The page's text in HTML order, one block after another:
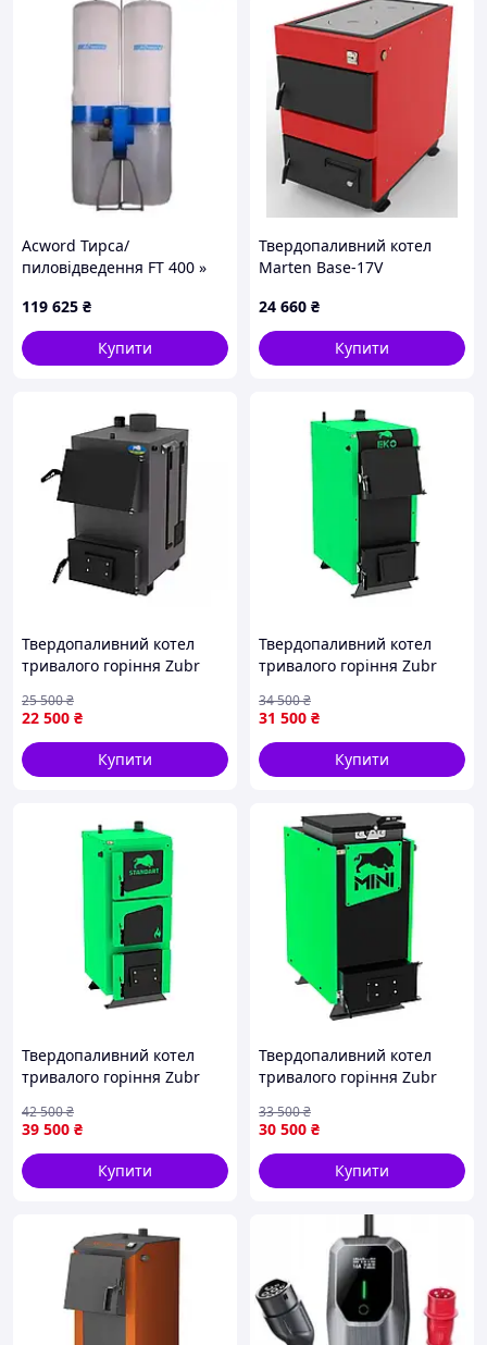
Acword Тирса/
пиловідведення FT 400 »
119 625 ₴
Купити
Твердопаливний котел
Marten Base-17V
24 660 ₴
Купити
Твердопаливний котел
тривалого горіння Zubr
дров'яний котел опалення
на твердому паливі для
дому
22 500 ₴
25 500₴
Купити
Твердопаливний котел
тривалого горіння Zubr
дров'яний котел опалення
на твердому паливі для
дому
31 500 ₴
34 500₴
Купити
Твердопаливний котел
тривалого горіння Zubr
дров'яний котел опалення
на твердому паливі для
дому
39 500 ₴
42 500₴
Купити
Твердопаливний котел
тривалого горіння Zubr
дров'яний котел опалення
на твердому паливі для
дому
30 500 ₴
33 500₴
Купити